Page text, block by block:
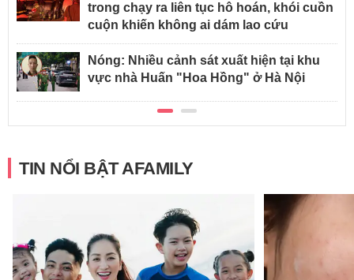
trong chạy ra liên tục hô hoán, khói cuồn
cuộn khiến không ai dám lao cứu
Nóng: Nhiều cảnh sát xuất hiện tại khu
vực nhà Huấn "Hoa Hồng" ở Hà Nội
TIN NỔI BẬT AFAMILY